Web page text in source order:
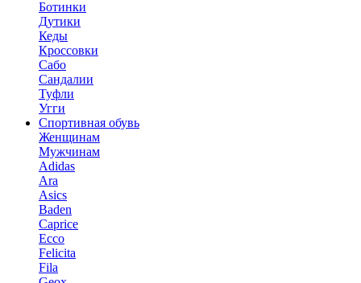
Ботинки
Дутики
Кеды
Кроссовки
Сабо
Сандалии
Туфли
Угги
Спортивная обувь
Женщинам
Мужчинам
Adidas
Ara
Asics
Baden
Caprice
Ecco
Felicita
Fila